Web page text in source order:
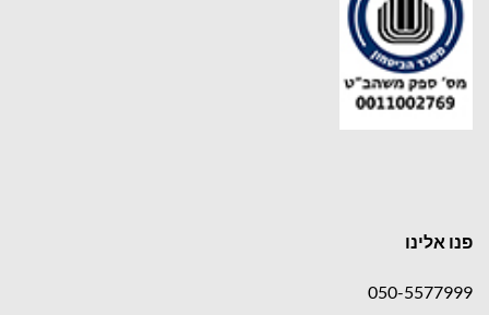
פנו אלינו
050-5577999